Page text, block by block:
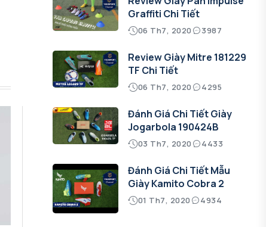
Graffiti Chi Tiết
06 Th7, 2020 3987
Review Giày Mitre 181229
TF Chi Tiết
06 Th7, 2020 4295
Đánh Giá Chi Tiết Giày
Jogarbola 190424B
03 Th7, 2020 4433
Đánh Giá Chi Tiết Mẫu
Giày Kamito Cobra 2
01 Th7, 2020 4934